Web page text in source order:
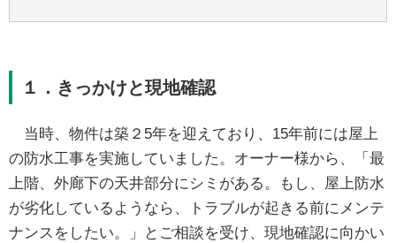
１．きっかけと現地確認
当時、物件は築２5年を迎えており、15年前には屋上
の防水工事を実施していました。オーナー様から、「最
上階、外廊下の天井部分にシミがある。もし、屋上防水
が劣化しているようなら、トラブルが起きる前にメンテ
ナンスをしたい。」とご相談を受け、現地確認に向かい